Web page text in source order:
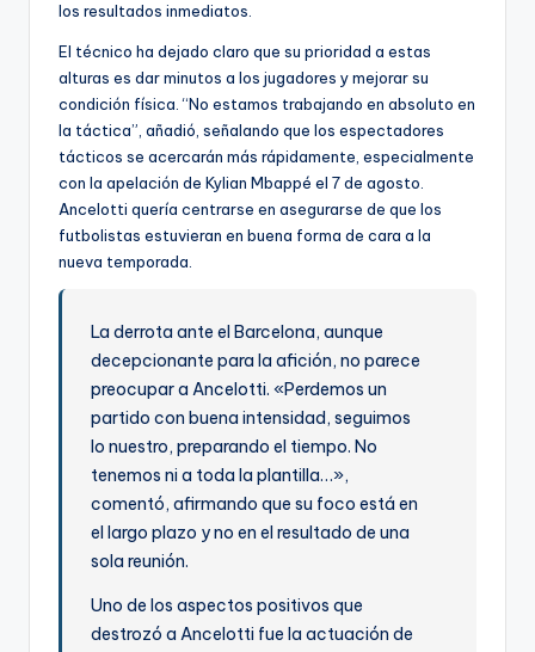
los resultados inmediatos.
El técnico ha dejado claro que su prioridad a estas
alturas es dar minutos a los jugadores y mejorar su
condición física. “No estamos trabajando en absoluto en
la táctica”, añadió, señalando que los espectadores
tácticos se acercarán más rápidamente, especialmente
con la apelación de Kylian Mbappé el 7 de agosto.
Ancelotti quería centrarse en asegurarse de que los
futbolistas estuvieran en buena forma de cara a la
nueva temporada.
La derrota ante el Barcelona, ​​aunque
decepcionante para la afición, no parece
preocupar a Ancelotti. «Perdemos un
partido con buena intensidad, seguimos
lo nuestro, preparando el tiempo. No
tenemos ni a toda la plantilla…»,
comentó, afirmando que su foco está en
el largo plazo y no en el resultado de una
sola reunión.
Uno de los aspectos positivos que
destrozó a Ancelotti fue la actuación de